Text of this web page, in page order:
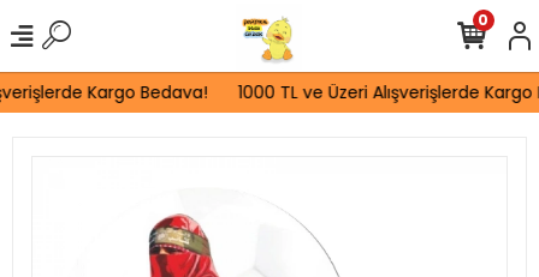
Kargo Bedava! 1000 TL ve Üzeri Alışverişlerde Kargo
0